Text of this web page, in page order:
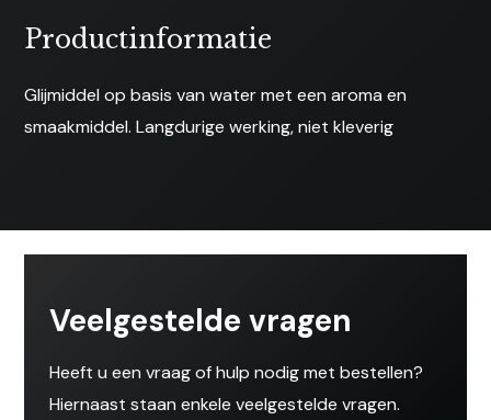
Productinformatie
Glijmiddel op basis van water met een aroma en
smaakmiddel. Langdurige werking, niet kleverig
Veelgestelde vragen
Heeft u een vraag of hulp nodig met bestellen?
Hiernaast staan enkele veelgestelde vragen.